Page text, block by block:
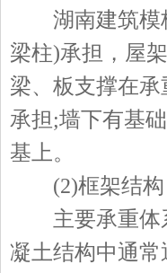
湖南建筑模板
梁柱)承担，屋
梁、板支撑在
承担;墙下有基
基上。
(2)框架结构
主要承重体系
凝土结构中通